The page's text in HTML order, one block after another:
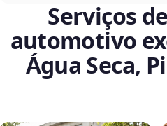
Serviços
automotivo
Água Seca,